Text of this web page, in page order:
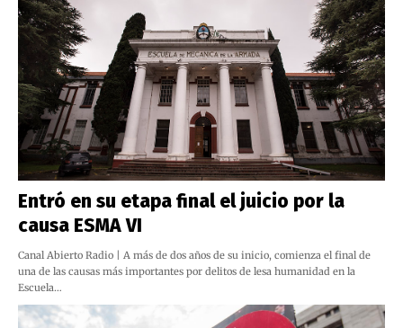
Entró en su etapa final el juicio por la
causa ESMA VI
Canal Abierto Radio | A más de dos años de su inicio, comienza el final de
una de las causas más importantes por delitos de lesa humanidad en la
Escuela…